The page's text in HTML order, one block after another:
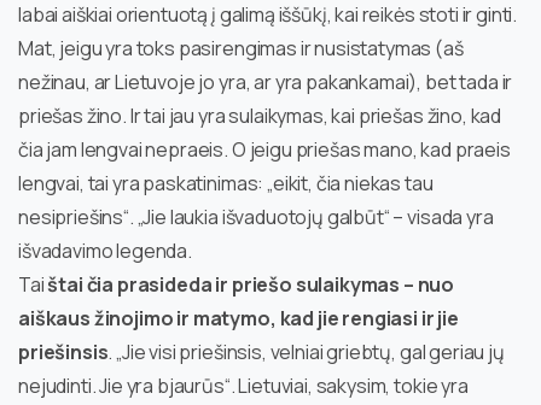
labai aiškiai orientuotą į galimą iššūkį, kai reikės stoti ir ginti.
Mat, jeigu yra toks pasirengimas ir nusistatymas (aš
nežinau, ar Lietuvoje jo yra, ar yra pakankamai), bet tada ir
priešas žino. Ir tai jau yra sulaikymas, kai priešas žino, kad
čia jam lengvai nepraeis. O jeigu priešas mano, kad praeis
lengvai, tai yra paskatinimas: „eikit, čia niekas tau
nesipriešins“. „Jie laukia išvaduotojų galbūt“ – visada yra
išvadavimo legenda.
Taištai čia prasideda ir priešo sulaikymas – nuo
aiškaus žinojimo ir matymo, kad jie rengiasi ir jie
priešinsis. „Jie visi priešinsis, velniai griebtų, gal geriau jų
nejudinti. Jie yra bjaurūs“. Lietuviai, sakysim, tokie yra